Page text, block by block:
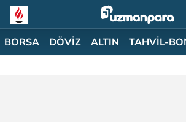
BORSA DÖVİZ ALTIN TAHVİL-